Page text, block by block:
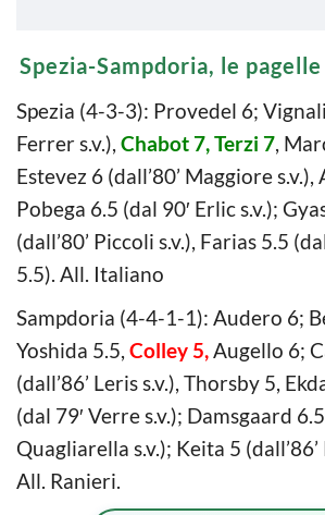
Spezia-Sampdoria, le
Spezia (4-3-3): Provedel 6; Vignali
Ferrer s.v.), Chabot 7, Terzi 7,
Estevez 6 (dall’80’ Maggiore s.v.),
Pobega 6.5 (dal 90′ Erlic s.v.);
(dall’80’ Piccoli s.v.), Farias 5.5
5.5). All. Italiano
Sampdoria (4-4-1-1): Audero 6;
Yoshida 5.5, Colley 5,Augello 6;
(dall’86’ Leris s.v.), Thorsby 5,
(dal 79′ Verre s.v.); Damsgaard
Quagliarella s.v.); Keita 5 (dall’86’
All. Ranieri.